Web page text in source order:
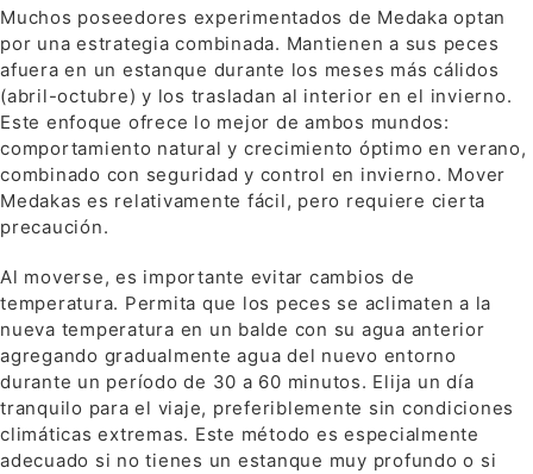
Muchos poseedores experimentados de Medaka optan
por una estrategia combinada. Mantienen a sus peces
afuera en un estanque durante los meses más cálidos
(abril-octubre) y los trasladan al interior en el invierno.
Este enfoque ofrece lo mejor de ambos mundos:
comportamiento natural y crecimiento óptimo en verano,
combinado con seguridad y control en invierno. Mover
Medakas es relativamente fácil, pero requiere cierta
precaución.
Al moverse, es importante evitar cambios de
temperatura. Permita que los peces se aclimaten a la
nueva temperatura en un balde con su agua anterior
agregando gradualmente agua del nuevo entorno
durante un período de 30 a 60 minutos. Elija un día
tranquilo para el viaje, preferiblemente sin condiciones
climáticas extremas. Este método es especialmente
adecuado si no tienes un estanque muy profundo o si